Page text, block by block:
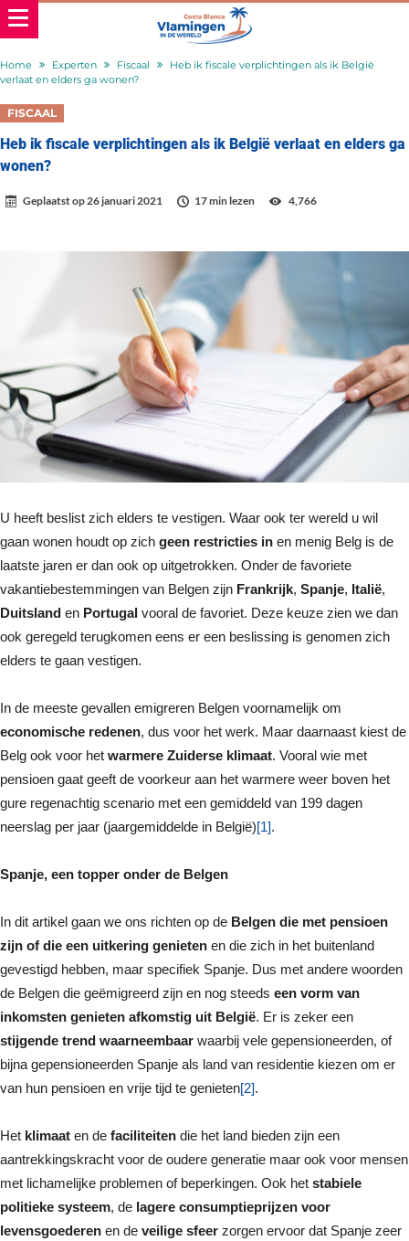
Home Experten Fiscaal
Heb ik fiscale verplichtingen als ik België
verlaat en elders ga wonen?
FISCAAL
Heb ik fiscale verplichtingen als ik België verlaat en elders ga
wonen?
Geplaatst op26 januari 2021 17 min lezen 4,766
U heeft beslist zich elders te vestigen. Waar ook ter wereld u wil
gaan wonen houdt op zich geen restricties in en menig Belg is de
laatste jaren er dan ook op uitgetrokken. Onder de favoriete
vakantiebestemmingen van Belgen zijn Frankrijk, Spanje, Italië,
Duitsland en Portugal vooral de favoriet. Deze keuze zien we dan
ook geregeld terugkomen eens er een beslissing is genomen zich
elders te gaan vestigen.
In de meeste gevallen emigreren Belgen voornamelijk om
economische redenen, dus voor het werk. Maar daarnaast kiest de
Belg ook voor het warmere Zuiderse klimaat. Vooral wie met
pensioen gaat geeft de voorkeur aan het warmere weer boven het
gure regenachtig scenario met een gemiddeld van 199 dagen
neerslag per jaar (jaargemiddelde in België)[1].
Spanje, een topper onder de Belgen
In dit artikel gaan we ons richten op de Belgen die met pensioen
zijn of die een uitkering genieten en die zich in het buitenland
gevestigd hebben, maar specifiek Spanje. Dus met andere woorden
de Belgen die geëmigreerd zijn en nog steeds een vorm van
inkomsten genieten afkomstig uit België. Er is zeker een
stijgende trend waarneembaar waarbij vele gepensioneerden, of
bijna gepensioneerden Spanje als land van residentie kiezen om er
van hun pensioen en vrije tijd te genieten[2].
Het klimaat en de faciliteiten die het land bieden zijn een
aantrekkingskracht voor de oudere generatie maar ook voor mensen
met lichamelijke problemen of beperkingen. Ook het stabiele
politieke systeem, de lagere consumptieprijzen voor
levensgoederen en de veilige sfeer zorgen ervoor dat Spanje zeer